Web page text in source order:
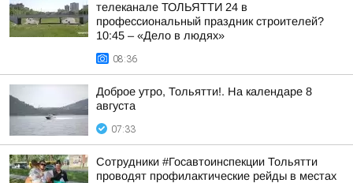
телеканале ТОЛЬЯТТИ 24 в
профессиональный праздник строителей?
10:45 – «Дело в людях»
08:36
Доброе утро, Тольятти!. На календаре 8
августа
07:33
Сотрудники #Госавтоинспекции Тольятти
проводят профилактические рейды в местах